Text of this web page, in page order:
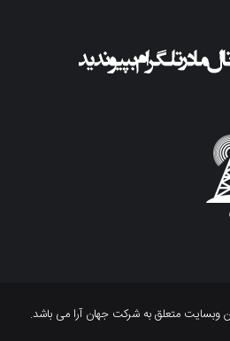
متعلق به شرکت جهان آرا می باشد.